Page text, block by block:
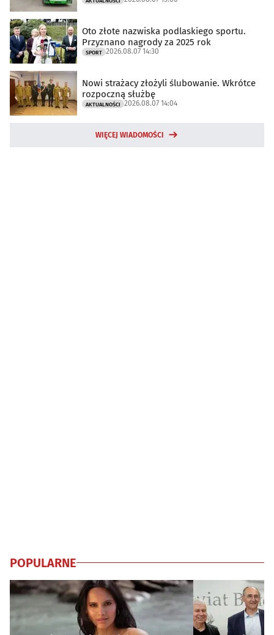
Oto złote nazwiska podlaskiego sportu.
Przyznano nagrody za 2025 rok
SPORT 2026.08.07 14:30
Nowi strażacy złożyli ślubowanie. Wkrótce
rozpoczną służbę
AKTUALNOŚCI 2026.08.07 14:04
WIĘCEJ WIADOMOŚCI
POPULARNE